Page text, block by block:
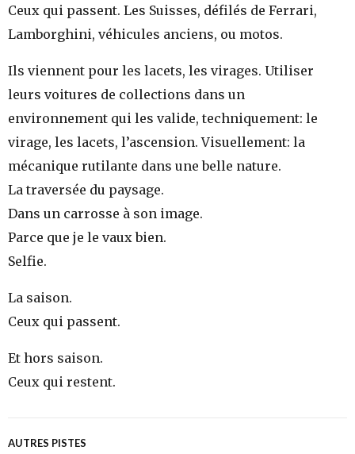
Ceux qui passent. Les Suisses, défilés de Ferrari,
Lamborghini, véhicules anciens, ou motos.
Ils viennent pour les lacets, les virages. Utiliser
leurs voitures de collections dans un
environnement qui les valide, techniquement: le
virage, les lacets, l’ascension. Visuellement: la
mécanique rutilante dans une belle nature.
La traversée du paysage.
Dans un carrosse à son image.
Parce que je le vaux bien.
Selfie.
La saison.
Ceux qui passent.
Et hors saison.
Ceux qui restent.
AUTRES PISTES